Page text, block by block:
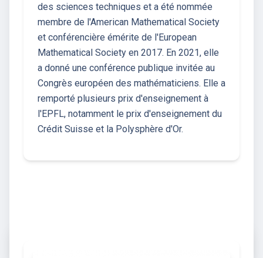
des sciences techniques et a été nommée
membre de l'American Mathematical Society
et conférencière émérite de l'European
Mathematical Society en 2017. En 2021, elle
a donné une conférence publique invitée au
Congrès européen des mathématiciens. Elle a
remporté plusieurs prix d'enseignement à
l'EPFL, notamment le prix d'enseignement du
Crédit Suisse et la Polysphère d'Or.